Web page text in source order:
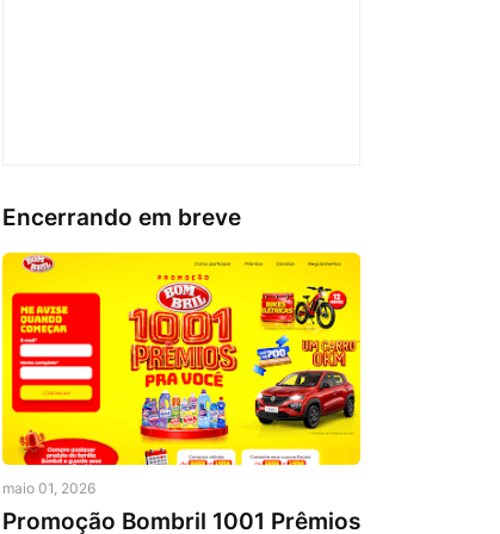
Encerrando em breve
maio 01, 2026
Promoção Bombril 1001 Prêmios